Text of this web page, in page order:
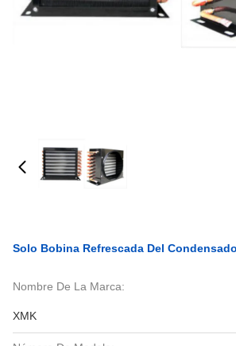
Solo Bobina Refrescada Del
Nombre De La Marca:
XMK